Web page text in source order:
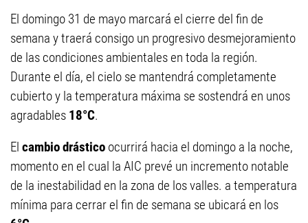
El domingo 31 de mayo marcará el cierre del fin de
semana y traerá consigo un progresivo desmejoramiento
de las condiciones ambientales en toda la región.
Durante el día, el cielo se mantendrá completamente
cubierto y la temperatura máxima se sostendrá en unos
agradables 18°C.
El cambio drástico ocurrirá hacia el domingo a la noche,
momento en el cual la AIC prevé un incremento notable
de la inestabilidad en la zona de los valles. a temperatura
mínima para cerrar el fin de semana se ubicará en los